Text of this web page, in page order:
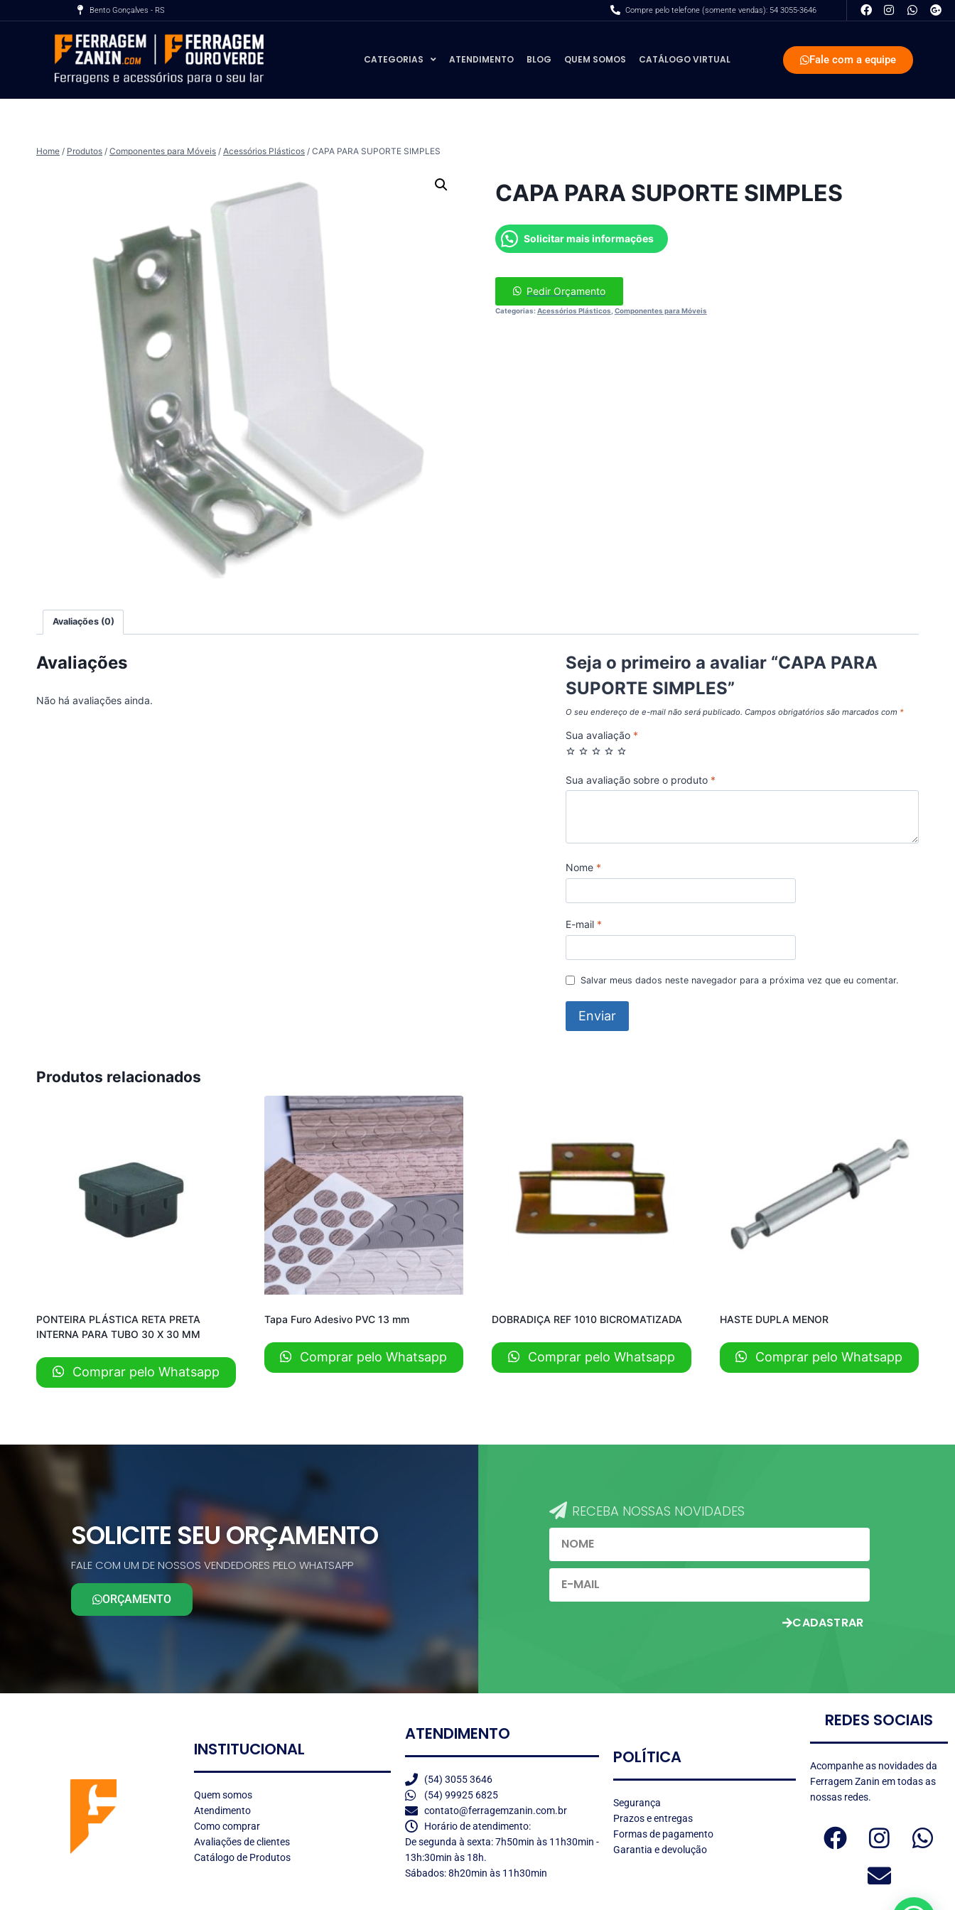
Bento Gonçalves - RS Compre pelo telefone (somente vendas): 54 3055-3646
CATEGORIAS ATENDIMENTO BLOG QUEM SOMOS CATÁLOGO VIRTUAL Fale com a equipe
Home / Produtos / Componentes para Móveis / Acessórios Plásticos / CAPA PARA SUPORTE SIMPLES
CAPA PARA SUPORTE SIMPLES
Solicitar mais informações
Pedir Orçamento
Categorias:Acessórios Plásticos Componentes para Móveis
Avaliações (0)
Avaliações
Não há avaliações ainda.
Seja o primeiro a avaliar “CAPA PARA
SUPORTE SIMPLES”
O seu endereço de e-mail não será publicado. Campos obrigatórios são marcados com *
Sua avaliação *
Sua avaliação sobre o produto *
Nome *
E-mail *
Salvar meus dados neste navegador para a próxima vez que eu comentar.
Produtos relacionados
PONTEIRA PLÁSTICA RETA PRETA
INTERNA PARA TUBO 30 X 30 MM
Comprar pelo Whatsapp
Tapa Furo Adesivo PVC 13 mm
Comprar pelo Whatsapp
DOBRADIÇA REF 1010 BICROMATIZADA
Comprar pelo Whatsapp
HASTE DUPLA MENOR
Comprar pelo Whatsapp
SOLICITE SEU ORÇAMENTO
FALE COM UM DE NOSSOS VENDEDORES PELO WHATSAPP
ORÇAMENTO
RECEBA NOSSAS NOVIDADES​
CADASTRAR
INSTITUCIONAL
Quem somos
Atendimento
Como comprar
Avaliações de clientes
Catálogo de Produtos
ATENDIMENTO
(54) 3055 3646
(54) 99925 6825
contato@ferragemzanin.com.br
Horário de atendimento:
De segunda à sexta: 7h50min às 11h30min -
13h:30min às 18h.
Sábados: 8h20min às 11h30min
POLÍTICA
Segurança
Prazos e entregas
Formas de pagamento
Garantia e devolução
REDES SOCIAIS
Acompanhe as novidades da
Ferragem Zanin em todas as
nossas redes.